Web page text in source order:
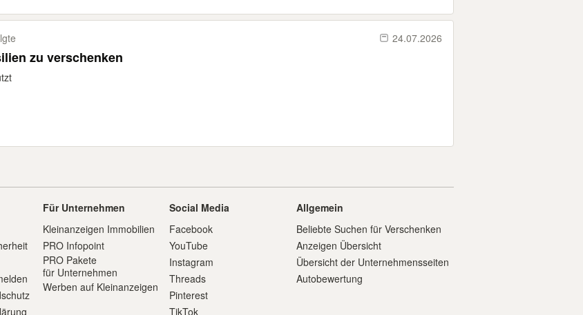
24.07.2026
zu verschenken
Für Unternehmen
Kleinanzeigen Immobilien
PRO Infopoint
PRO Pakete
für Unternehmen
Werben auf Kleinanzeigen
Social Media
Facebook
YouTube
Instagram
Threads
Pinterest
TikTok
Allgemein
Beliebte Suchen für Verschenken
Anzeigen Übersicht
Übersicht der Unternehmensseiten
Autobewertung